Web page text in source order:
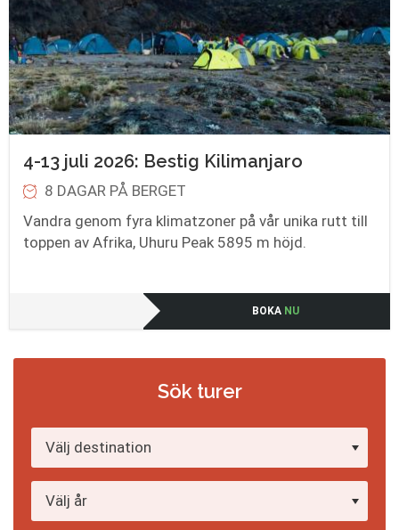
4-13 juli 2026: Bestig Kilimanjaro
8 DAGAR PÅ BERGET
Vandra genom fyra klimatzoner på vår unika rutt till
toppen av Afrika, Uhuru Peak 5895 m höjd.
BOKA NU
Sök turer